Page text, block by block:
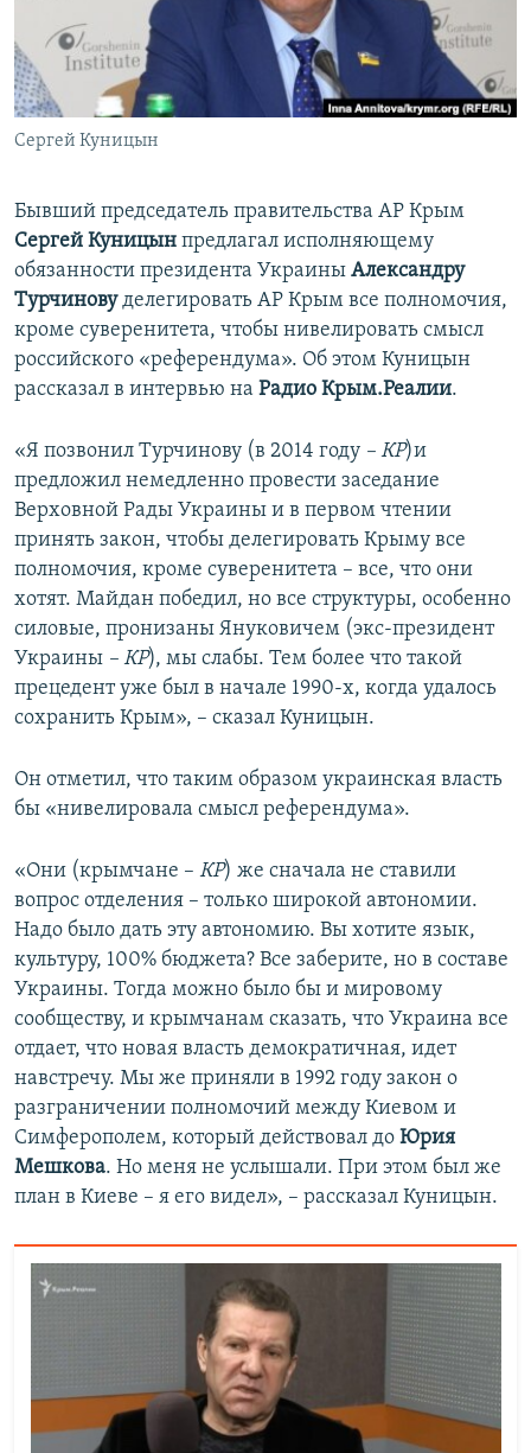
ПОБЕДИТЕЛЕЙ НЕ СУДЯТ?
КРЫМ.НЕПОКОРЕННЫЙ
ELIFBE
УКРАИНСКАЯ ПРОБЛЕМА КРЫМА
ПРИСОЕДИНЯЙТЕСЬ!
Сергей Куницын
Бывший председатель правительства АР Крым
Сергей Куницын предлагал исполняющему
обязанности президента Украины Александру
Турчиновуделегировать АР Крым все полномочия,
кроме суверенитета, чтобы нивелировать смысл
российского «референдума». Об этом Куницын
рассказал в интервью на Радио Крым.Реалии.
«Я позвонил Турчинову (в 2014 году – КР)и
предложил немедленно провести заседание
Верховной Рады Украины и в первом чтении
принять закон, чтобы делегировать Крыму все
полномочия, кроме суверенитета – все, что они
хотят. Майдан победил, но все структуры, особенно
силовые, пронизаны Януковичем (экс-президент
Украины – КР), мы слабы. Тем более что такой
прецедент уже был в начале 1990-х, когда удалось
сохранить Крым», – сказал Куницын.
Он отметил, что таким образом украинская власть
бы «нивелировала смысл референдума».
«Они (крымчане – КР) же сначала не ставили
вопрос отделения – только широкой автономии.
Надо было дать эту автономию. Вы хотите язык,
культуру, 100% бюджета? Все заберите, но в составе
Украины. Тогда можно было бы и мировому
сообществу, и крымчанам сказать, что Украина все
отдает, что новая власть демократичная, идет
навстречу. Мы же приняли в 1992 году закон о
разграничении полномочий между Киевом и
Симферополем, который действовал до Юрия
Мешкова. Но меня не услышали. При этом был же
план в Киеве – я его видел», – рассказал Куницын.